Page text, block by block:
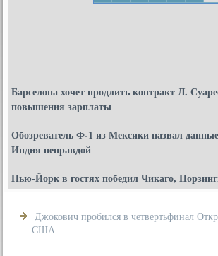
Барселона хочет продлить контракт Л.
повышения зарплаты
Обозреватель Ф-1 из Мексики назвал
Индия неправдой
Нью-Йорк в гостях победил Чикаго,
Джокович пробился в четвертьфинал
США